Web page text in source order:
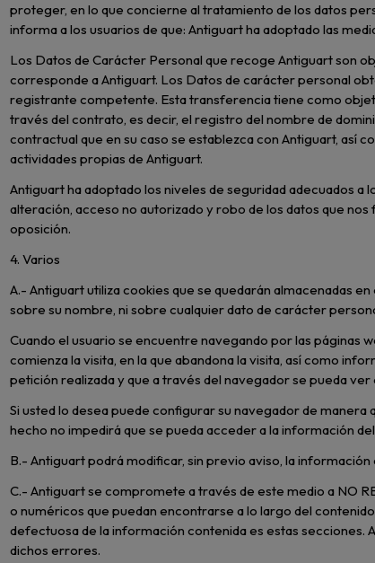
proteger, en lo que concierne al tratamiento de los datos
informa a los usuarios de que: Antiguart ha adoptado las
Los Datos de Carácter Personal que recoge Antiguart son
corresponde a Antiguart. Los Datos de carácter personal
registrante competente. Esta transferencia tiene como
través del contrato, es decir, el registro del nombre de
contractual que en su caso se establezca con Antiguart, así
actividades propias de Antiguart.
Antiguart ha adoptado los niveles de seguridad adecuados a
alteración, acceso no autorizado y robo de los datos que
oposición.
4. Varios
A.- Antiguart utiliza cookies que se quedarán almacenadas
sobre su nombre, ni sobre cualquier dato de carácter
Cuando el usuario se encuentre navegando por las páginas
comienza la visita, en la que abandona la visita, así como
petición realizada y que a través del navegador se pueda ver
Si usted lo desea puede configurar su navegador de
hecho no impedirá que se pueda acceder a la información
B.- Antiguart podrá modificar, sin previo aviso, la
C.- Antiguart se compromete a través de este medio a NO
o numéricos que puedan encontrarse a lo largo del
defectuosa de la información contenida es estas
dichos errores.